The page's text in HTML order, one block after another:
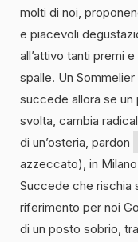
molti di noi,
e piacevoli
all’attivo tanti premi
spalle. Un
succede allora se
svolta, cambia
di un’osteria, pardon
azzeccato), in
Succede che rischia
riferimento per noi
di un posto sobrio,